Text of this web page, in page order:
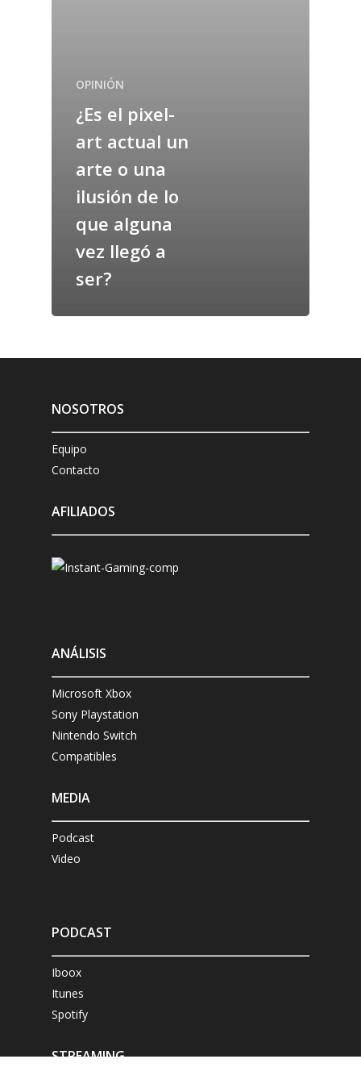
OPINIÓN
¿Es el pixel-
art actual un
arte o una
ilusión de lo
que alguna
vez llegó a
ser?
NOSOTROS
Equipo
Contacto
AFILIADOS
ANÁLISIS
Microsoft Xbox
Sony Playstation
Nintendo Switch
Compatibles
MEDIA
Podcast
Video
PODCAST
Iboox
Itunes
Spotify
STREAMING